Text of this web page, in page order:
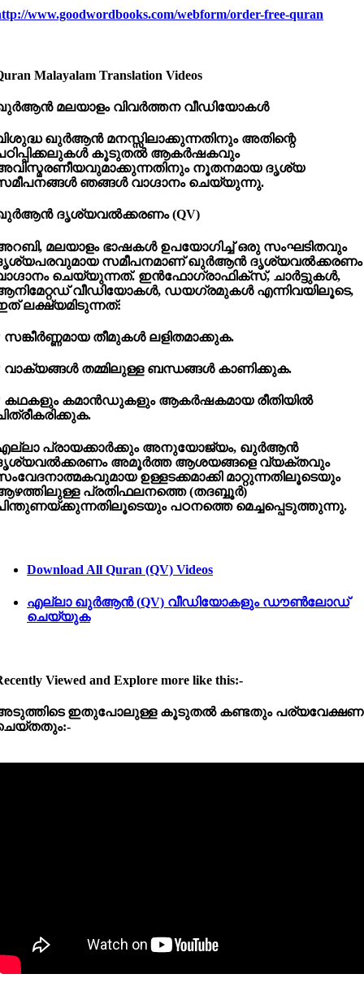
www.goodwordbooks.com/webform/order-free-quran
Malayalam Translation Videos
മലയാളം വിവർത്തന വീഡിയോകൾ
ഖുർആൻ മനസ്സിലാക്കുന്നതിനും അതിന്റെ
കൂടുതൽ ആകർഷകവും
നൂതനമായ ദൃശ്യ
ഞങ്ങൾ വാഗ്ദാനം ചെയ്യുന്നു.
ദൃശ്യവൽക്കരണം (QV)
മലയാളം ഭാഷകൾ ഉപയോഗിച്ച് ഒരു സംഘടിതവും
സമീപനമാണ് ഖുർആൻ ദൃശ്യവൽക്കരണം
ചെയ്യുന്നത്. ഇൻഫോഗ്രാഫിക്സ്, ചാർട്ടുകൾ,
വീഡിയോകൾ, ഡയഗ്രമുകൾ എന്നിവയിലൂടെ,
ലക്ഷ്യമിടുന്നത്:
സങ്കീർണ്ണമായ തീമുകൾ ലളിതമാക്കുക.
വാക്യങ്ങൾ തമ്മിലുള്ള ബന്ധങ്ങൾ കാണിക്കുക.
കഥകളും കമാൻഡുകളും ആകർഷകമായ രീതിയിൽ
പ്രായക്കാർക്കും അനുയോജ്യം, ഖുർആൻ
അമൂർത്ത ആശയങ്ങളെ വ്യക്തവും
ഉള്ളടക്കമാക്കി മാറ്റുന്നതിലൂടെയും
പ്രതിഫലനത്തെ (തദബ്ബൂർ)
പഠനത്തെ മെച്ചപ്പെടുത്തുന്നു.
Download All Quran (QV) Videos
എല്ലാ ഖുർആൻ (QV) വീഡിയോകളും ഡൗൺലോഡ്
ചെയ്യുക
Viewed and Explore more like this:-
ഇതുപോലുള്ള കൂടുതൽ കണ്ടതും